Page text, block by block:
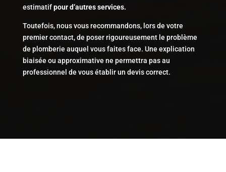
estimatifpour d’autres services.
Toutefois, nous vous recommandons, lors de votre
premier contact, de poser rigoureusement le problème
de plomberie auquel vous faites face. Une explication
biaisée ou approximative ne permettra pas au
professionnel de vous établir un devis correct.